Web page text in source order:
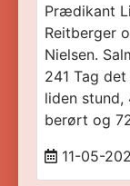
Prædikant
Reitberger
Nielsen.
241 Tag
liden stund,
berørt og
11-05-